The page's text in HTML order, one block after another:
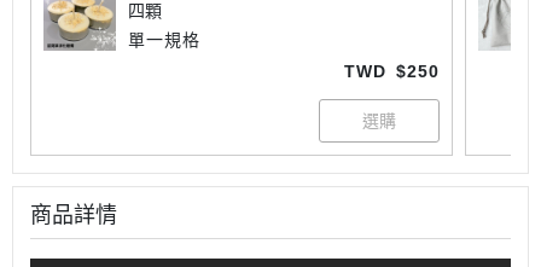
四顆
單一規格
TWD $250
商品詳情